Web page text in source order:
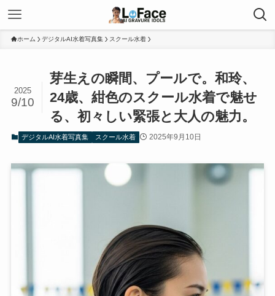
ホーム デジタルAI水着写真集 スクール水着
芽生えの瞬間、プールで。和玲、
24歳、紺色のスクール水着で魅せ
る、初々しい緊張と大人の魅力。
2025
9/10
デジタルAI水着写真集 スクール水着 2025年9月10日